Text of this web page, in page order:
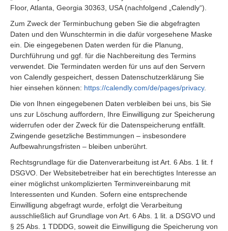
Floor, Atlanta, Georgia 30363, USA (nachfolgend „Calendly“).
Zum Zweck der Terminbuchung geben Sie die abgefragten
Daten und den Wunschtermin in die dafür vorgesehene Maske
ein. Die eingegebenen Daten werden für die Planung,
Durchführung und ggf. für die Nachbereitung des Termins
verwendet. Die Termindaten werden für uns auf den Servern
von Calendly gespeichert, dessen Datenschutzerklärung Sie
hier einsehen können: https://calendly.com/de/pages/privacy.
Die von Ihnen eingegebenen Daten verbleiben bei uns, bis Sie
uns zur Löschung auffordern, Ihre Einwilligung zur Speicherung
widerrufen oder der Zweck für die Datenspeicherung entfällt.
Zwingende gesetzliche Bestimmungen – insbesondere
Aufbewahrungsfristen – bleiben unberührt.
Rechtsgrundlage für die Datenverarbeitung ist Art. 6 Abs. 1 lit. f
DSGVO. Der Websitebetreiber hat ein berechtigtes Interesse an
einer möglichst unkomplizierten Terminvereinbarung mit
Interessenten und Kunden. Sofern eine entsprechende
Einwilligung abgefragt wurde, erfolgt die Verarbeitung
ausschließlich auf Grundlage von Art. 6 Abs. 1 lit. a DSGVO und
§ 25 Abs. 1 TDDDG, soweit die Einwilligung die Speicherung von